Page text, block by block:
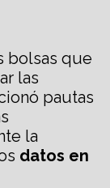
bolsas que
las
pautas
la
datos en